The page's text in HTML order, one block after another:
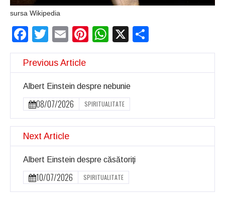
sursa Wikipedia
Facebook
Twitter
EmailPinterest
WhatsApp
X
Previous Article
Albert Einstein despre nebunie
08/07/2026 SPIRITUALITATE
Next Article
Albert Einstein despre căsătoriţi
10/07/2026 SPIRITUALITATE